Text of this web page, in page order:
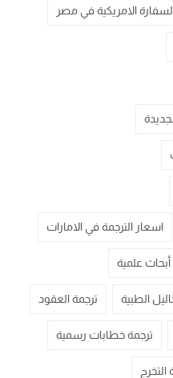
الامريكية في مصر
اسعار الترجمة في الامارات
أبحاث علمية
الطبية ترجمة العقود
ترجمة خطابات رسمية